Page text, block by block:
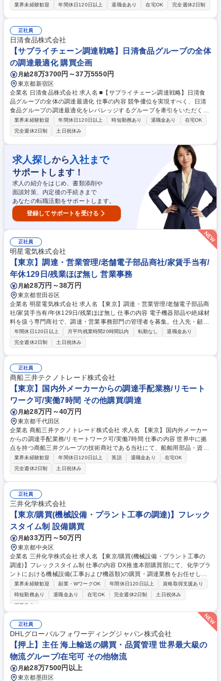
roductivity）の推進：■予算に基づきコスト削減を計画・実行(2)サプライ
ャーと連携し、サイト予算を策定(4)グローバル基準の導入(5)物流プロト
コルの最適化 募集職種 【東京/品川】購買担当/Productivity Buyer★欧州
上位サプライヤー
業界未経験歓迎 年間休日120日以上 退職金あり 在宅OK 完全週休2日制
正社員
日清食品株式会社
【サプライチェーン調達戦略】日清食品グループの全体
の調達最適化 購買企画
月給28万3700円～37万5550円
東京都新宿区
企業名 日清食品株式会社 求人名 ■【サプライチェーン調達戦略】日清食
品グループの全体の調達最適化 仕事の内容 競争優位を実現すべく、日清
食品グループの調達最適化をレバレッジするグループを牽引をいただくポ
ジションです。 【具体的には】■原料資材調達を軸としたサプライチェー
ン戦略の立案 ■国内外グループにおける調達の共同化戦略の企画･推進 ■他
社・異業種とのアライアンスによる共同調達戦略の企画･推進 ■サプライ
ヤー戦略の立案･実行 ■エリア別調達戦略の企画･実行 ■ESG視点を取り入
れたグループ横断的な調達戦略の企画･推進 ■物流分野におけるグループ
協働戦略の企画･推進 ■調達コストの可視化・分析による戦略立案 等 募集
職種 ■【サプライチェーン調達戦略】日清食品グループの全体の調達最適
化
業界未経験歓迎 年間休日120日以上 時短勤務あり 退職金あり
在宅OK
完全週休2日制
土日祝休み
求人探しから 入社まで
サポートします！
求人の紹介をはじめ、書類添削や
面談対策、内定後の手続きまで
あなたの転職活動をサポートします。
登録してサポートを受ける
正社員
明星電気株式会社
【東京】調達・営業管理/老舗電子部品商社/家賃手当有/
年休129日/残業ほぼ無し 営業事務
月給28万円～38万円
東京都世田谷区
企業名 明星電気株式会社 求人名 【東京】調達・営業管理/老舗電子部品商
社/家賃手当有/年休129日/残業ほぼ無し 仕事の内容 電子機器部品や絶縁材
料を扱う専門商社で、調達・営業事務部門の管理者を募集。仕入先・顧客
との調整や原価・納期管理、メンバー育成を通じて、事業運営を支えてい
ただきます。 【詳細】■仕入先との納期調整・価格交渉・発注業務 ■加工
手配や配先を含む受発注・営業事務の管理 ■原価・在庫・売上管理などの
管理業務 ■営業・製造など社内関係部署との調整業務 ■20代～50代の担当
や主任の営業事務メンバーを育成・業務管理 ■業務改善や業務フローの見
直し・効率化推進 募集職種 【東京】調達・営業管理/老舗電子部品商社/家
賃手当有/年休129日/残業ほぼ無し
年間休日120日以上 月平均残業時間20時間以内 転勤なし
退職金あり
完全週休2日制
土日祝休み
正社員
商船三井テクノトレード株式会社
【東京】国内外メーカーからの調達手配業務/リモート
ワーク可/実働7時間 その他購買/調達
月給28万円～40万円
東京都千代田区
企業名 商船三井テクノトレード株式会社 求人名 【東京】国内外メーカー
からの調達手配業務/リモートワーク可/実働7時間 仕事の内容 世界中に拠
点を持つ商船三井グループの技術商社である当社にて、船舶用部品・資材
の調達手配業務をお任せします。 ※グループ外部の企業との取引もござい
ます。 お客様から機器や資材の調達依頼が来るため、内容のヒアリングを
通して、国内外メーカーへの調達手配、社内システムへの入力・管理等を
お任せします。機材・資材の調達に際して、お客様の要望確認や発注先へ
の折衝が含まれるため、一定のコミュニケーション能力が求められます。
◇取引先：商船三井グループにおける船舶管理会社/船会社/造船所 等 募集
職種 【東京】国内外メーカーからの調達手配業務/リモートワーク可/実働
7時間
業界未経験歓迎 年間休日120日以上 英語 退職金あり
在宅OK
完全週休2日制
土日祝休み
正社員
三井化学株式会社
【東京/購買(機械設備・プラント工事の調達)】フレック
スタイム制 設備購買
月給33万円～50万円
東京都中央区
企業名 三井化学株式会社 求人名 【東京/購買(機械設備・プラント工事の
調達)】フレックスタイム制 仕事の内容 DX推進本部購買部にて、化学プラ
ントにおける機械設備(工事および機器類)の購買・調達業務をお任せしま
す。また、購買プロセスの効率化や高度化の検討・実行にも携わります。
＜詳細業務＞ ■仕出元の要求に基づく取引先の選定、見積取得、価格交
渉、発注業務■機械設備購買業務に関わる業務効率化やDX推進、高度化の
プラントの安定稼働を支える重要なポジションです。単なる調達に留まら
ず、DX推進本部の一員としてデータやシステムを活用した調達業務改革
を主導するダイナミズムを実感できます。 募集職種 【東京/購買(機械設
備・プラント工事の調達)】フレックスタイム制
業界未経験歓迎 副業・WワークOK 年間休日120日以上
資格取得支援あり
時短勤務あり
退職金あり 在宅OK 完全週休2日制
土日祝休み
服装自由
正社員
DHLグローバルフォワーディングジャパン株式会社
【押上】主任 海上輸送の購買・品質管理 世界最大級の
物流グループ/在宅可 その他物流
月給28万7500円以上
東京都墨田区